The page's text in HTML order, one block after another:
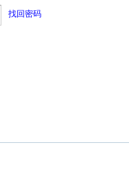
找回密码